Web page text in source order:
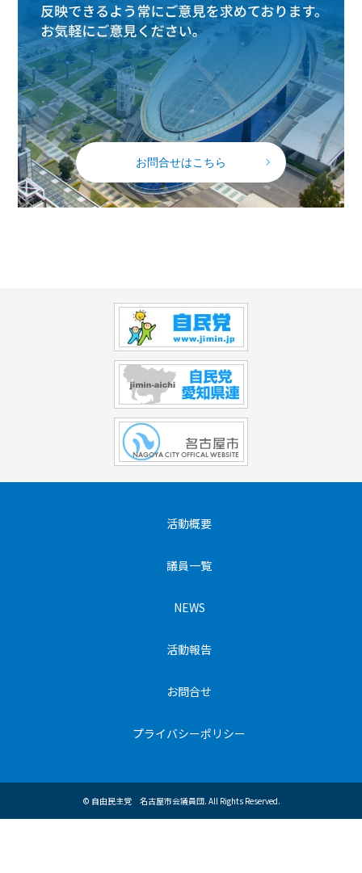
お問合せはこちら
活動概要
議員一覧
NEWS
活動報告
お問合せ
プライバシーポリシー
© 自由民主党 名古屋市会議員団. All Rights Reserved.